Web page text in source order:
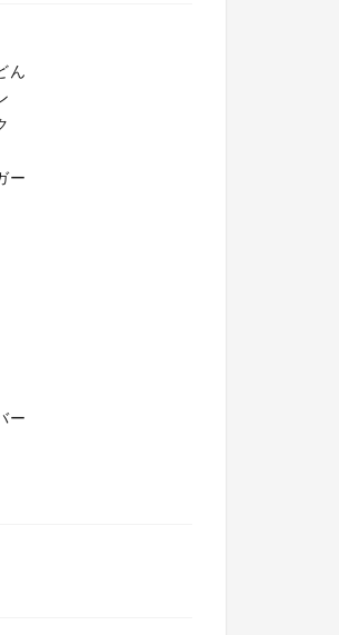
ん
ー
ー